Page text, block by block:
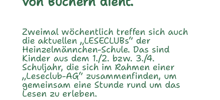
Zweimal wöchentlich treffen sich auch
die aktuellen „LESECLUBs“ der
Heinzelmännchen-Schule. Das sind
Kinder aus dem 1./2. bzw. 3./4.
Schuljahr, die sich im Rahmen einer
„Leseclub-AG“ zusammenfinden, um
gemeinsam eine Stunde rund um das
Lesen zu erleben.